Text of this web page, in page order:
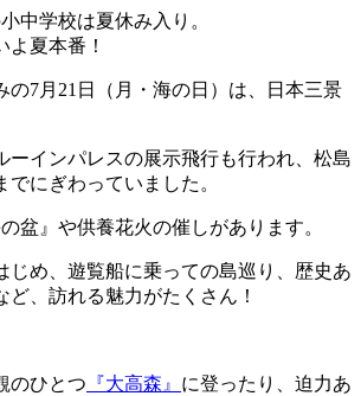
中学校は夏休み入り。
よ夏本番！
の7月21日（月・海の日）は、日本三景
ーインパレスの展示飛行も行われ、松島
にぎわっていました。
盆』や供養花火の催しがあります。
じめ、遊覧船に乗っての島巡り、歴史あ
ど、訪れる魅力がたくさん！
のひとつ 『大高森』 に登ったり、迫力あ